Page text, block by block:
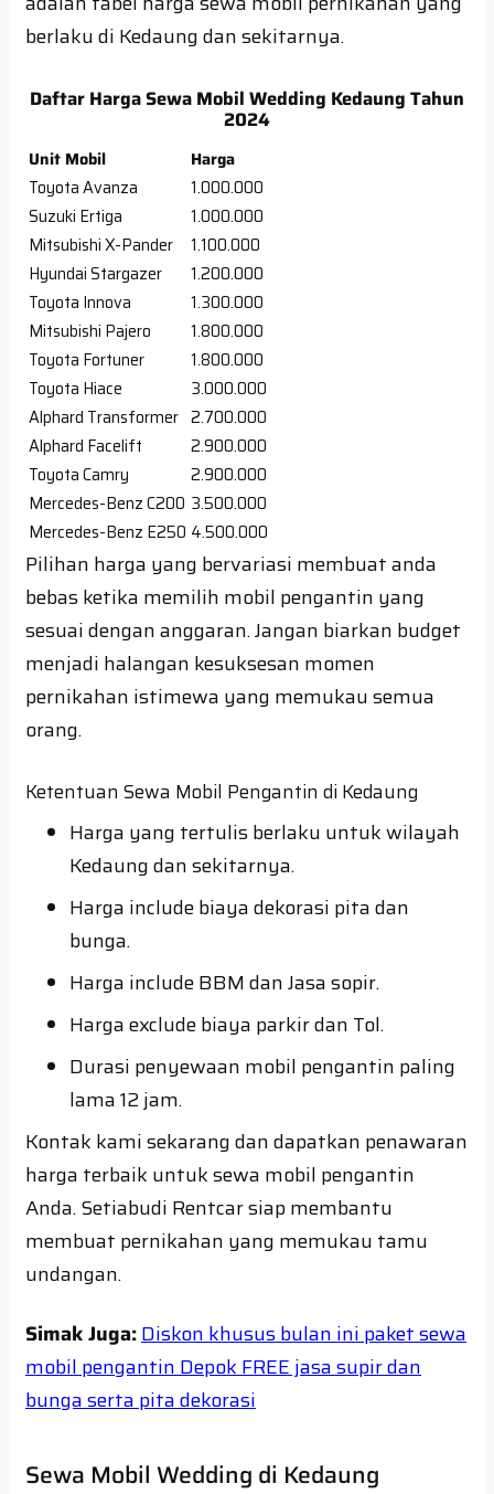
berlaku di Kedaung dan sekitarnya.
Daftar Harga Sewa Mobil Wedding Kedaung Tahun
2024
Unit Mobil
Harga
Toyota Avanza
1.000.000
Suzuki Ertiga
1.000.000
Mitsubishi X-Pander
1.100.000
Hyundai Stargazer
1.200.000
Toyota Innova
1.300.000
Mitsubishi Pajero
1.800.000
Toyota Fortuner
1.800.000
Toyota Hiace
3.000.000
Alphard Transformer 2.700.000
Alphard Facelift
2.900.000
Toyota Camry
2.900.000
Mercedes-Benz C200 3.500.000
Mercedes-Benz E250 4.500.000
Pilihan harga yang bervariasi membuat anda
bebas ketika memilih mobil pengantin yang
sesuai dengan anggaran. Jangan biarkan budget
menjadi halangan kesuksesan momen
pernikahan istimewa yang memukau semua
orang.
Ketentuan Sewa Mobil Pengantin di Kedaung
Harga yang tertulis berlaku untuk wilayah
Kedaung dan sekitarnya.
Harga include biaya dekorasi pita dan
bunga.
Harga include BBM dan Jasa sopir.
Harga exclude biaya parkir dan Tol.
Durasi penyewaan mobil pengantin paling
lama 12 jam.
Kontak kami sekarang dan dapatkan penawaran
harga terbaik untuk sewa mobil pengantin
Anda. Setiabudi Rentcar siap membantu
membuat pernikahan yang memukau tamu
undangan.
Simak Juga:Diskon khusus bulan ini paket sewa
mobil pengantin Depok FREE jasa supir dan
bunga serta pita dekorasi
Sewa Mobil Wedding di Kedaung